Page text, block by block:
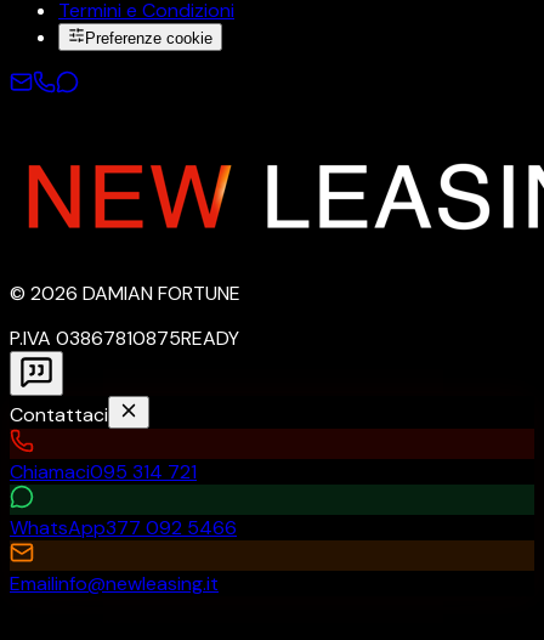
Termini e Condizioni
Preferenze cookie
© 2026 DAMIAN FORTUNE
P.IVA 03867810875READY
Contattaci
Chiamaci095 314 721
WhatsApp377 092 5466
Emailinfo@newleasing.it